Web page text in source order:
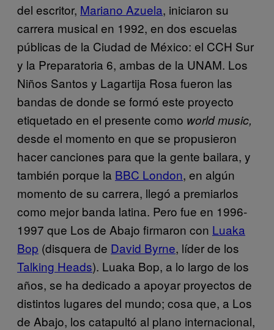
del escritor, Mariano Azuela, iniciaron su
carrera musical en 1992, en dos escuelas
públicas de la Ciudad de México: el CCH Sur
y la Preparatoria 6, ambas de la UNAM. Los
Niños Santos y Lagartija Rosa fueron las
bandas de donde se formó este proyecto
etiquetado en el presente como world music,
desde el momento en que se propusieron
hacer canciones para que la gente bailara, y
también porque la BBC London, en algún
momento de su carrera, llegó a premiarlos
como mejor banda latina. Pero fue en 1996-
1997 que Los de Abajo firmaron con Luaka
Bop (disquera de David Byrne, líder de los
Talking Heads). Luaka Bop, a lo largo de los
años, se ha dedicado a apoyar proyectos de
distintos lugares del mundo; cosa que, a Los
de Abajo, los catapultó al plano internacional,